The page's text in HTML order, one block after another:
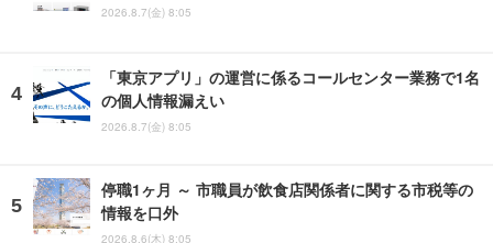
2026.8.7(金) 8:05
「東京アプリ」の運営に係るコールセンター業務で1名
の個人情報漏えい
2026.8.7(金) 8:05
停職1ヶ月 ～ 市職員が飲食店関係者に関する市税等の
情報を口外
2026.8.6(木) 8:05